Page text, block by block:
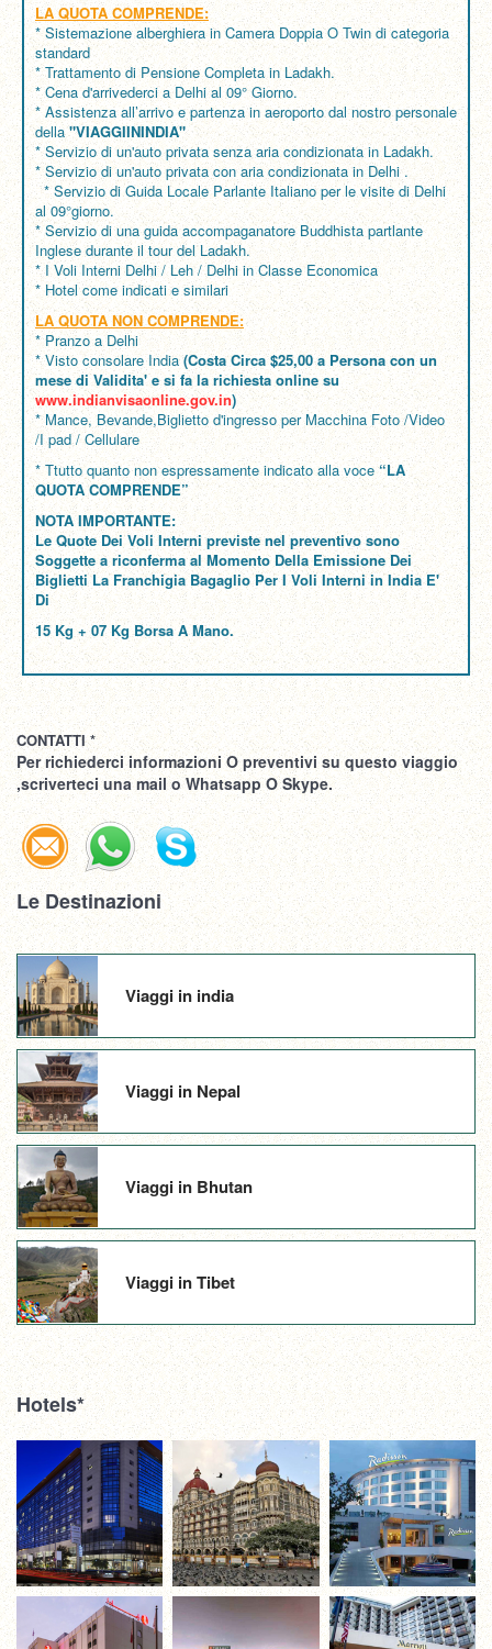
LA QUOTA COMPRENDE:
* Sistemazione alberghiera in Camera Doppia O Twin di categoria
standard
* Trattamento di Pensione Completa in Ladakh.
* Cena d'arrivederci a Delhi al 09° Giorno.
* Assistenza all’arrivo e partenza in aeroporto dal nostro personale
della"VIAGGIININDIA"
* Servizio di un'auto privata senza aria condizionata in Ladakh.
* Servizio di un'auto privata con aria condizionata in Delhi .
* Servizio di Guida Locale Parlante Italiano per le visite di Delhi
al 09°giorno.
* Servizio di una guida accompaganatore Buddhista partlante
Inglese durante il tour del Ladakh.
* I Voli Interni Delhi / Leh / Delhi in Classe Economica
* Hotel come indicati e similari
LA QUOTA NON COMPRENDE:
* Pranzo a Delhi
* Visto consolare India(Costa Circa $25,00 a Persona con un
mese di Validita' e si fa la richiesta online su
www.indianvisaonline.gov.in)
* Mance, Bevande,Biglietto d'ingresso per Macchina Foto /Video
/I pad / Cellulare
* Ttutto quanto non espressamente indicato alla voce“LA
QUOTA COMPRENDE”
NOTA IMPORTANTE:
Le Quote Dei Voli Interni previste nel preventivo sono
Soggette a riconferma al Momento Della Emissione Dei
Biglietti La Franchigia Bagaglio Per I Voli Interni in India E'
Di
15 Kg + 07 Kg Borsa A Mano.
CONTATTI *
Per richiederci informazioni O preventivi su questo viaggio
,scriverteci una mail o Whatsapp O Skype.
Le Destinazioni
Viaggi in india
Viaggi in Nepal
Viaggi in Bhutan
Viaggi in Tibet
Hotels*